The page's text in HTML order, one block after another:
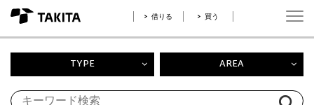
借りる 買う
TYPE AREA